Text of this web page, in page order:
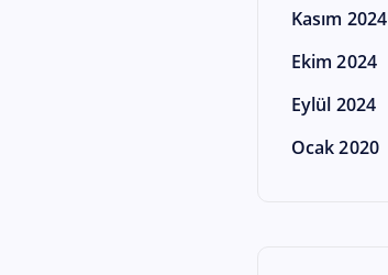
Kasım 2024
Ekim 2024
Eylül 2024
Ocak 2020